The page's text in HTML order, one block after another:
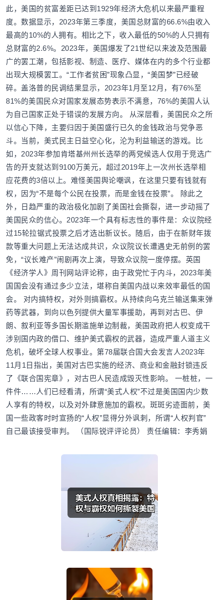
此，美国的贫富差距已达到1929年经济大危机以来最严重程
度。数据显示，2023年第三季度，美国总财富的66.6%由收入
最高的10%的人拥有。相比之下，收入最低的50%的人只拥有
总财富的2.6%。2023年，美国爆发了21世纪以来波及范围最
广的罢工潮，包括影视、制造、医疗、媒体在内的多个行业都
出现大规模罢工。“工作者贫困”现象凸显，“美国梦”已经破
碎。盖洛普的民调结果显示，2023年1月至12月，有76%至
81%的美国民众对国家发展态势表示不满意，76%的美国人认
为自己国家正处于错误的发展方向。 从深层看，美国民众之所
以信心下降，主要归因于美国盛行已久的金钱政治与党争恶
斗。当前，美式民主日益空心化，沦为利益输送的游戏。比
如，2023年参加肯塔基州州长选举的两党候选人仅用于竞选广
告的开支就达到9100万美元，超过2019年上一次州长选举相
应花费的3倍以上。难怪美国舆论嘲讽，在这里只要有钱就有
权，因为“不是每个公民在投票，而是金钱在投票”。 除此之
外，日趋严重的政治极化加剧了美国社会撕裂，进一步动摇了
美国民众的信心。2023年一个具有标志性的事件是：众议院经
过15轮拉锯式投票之后才选出新议长。随后，由于在新财年拨
款等重大问题上无法达成共识，众议院议长遭遇史无前例的罢
免，“议长难产”闹剧再次上演，导致众议院一度停摆。英国
《经济学人》周刊网站评论称，由于政党忙于内斗，2023年美
国国会没有通过多少立法，堪称自美国内战以来效率最低的国
会。 对内搞特权，对外则搞霸权。从持续向乌克兰输送集束弹
药等武器，到向以色列提供大量军事援助，再到对古巴、伊
朗、叙利亚等多国长期滥施单边制裁，美国政府把人权变成干
涉别国内政的借口、维护美式霸权的武器，造成严重人道主义
危机，破坏全球人权事业。第78届联合国大会发言人2023年
11月1日指出，美国对古巴实施的经济、商业和金融封锁违反
了《联合国宪章》，对古巴人民造成毁灭性影响。 一桩桩，一
件件……人们已经看清，所谓“美式人权”不过是美国国内少数
人享有的特权，以及对外肆意施加的霸权。斑斑劣迹面前，美
国一些政客时时宣扬的“人权”显得分外讽刺，所谓“人权判官”
自己最该接受审判。 （国际锐评评论员） 责任编辑：李秀娟